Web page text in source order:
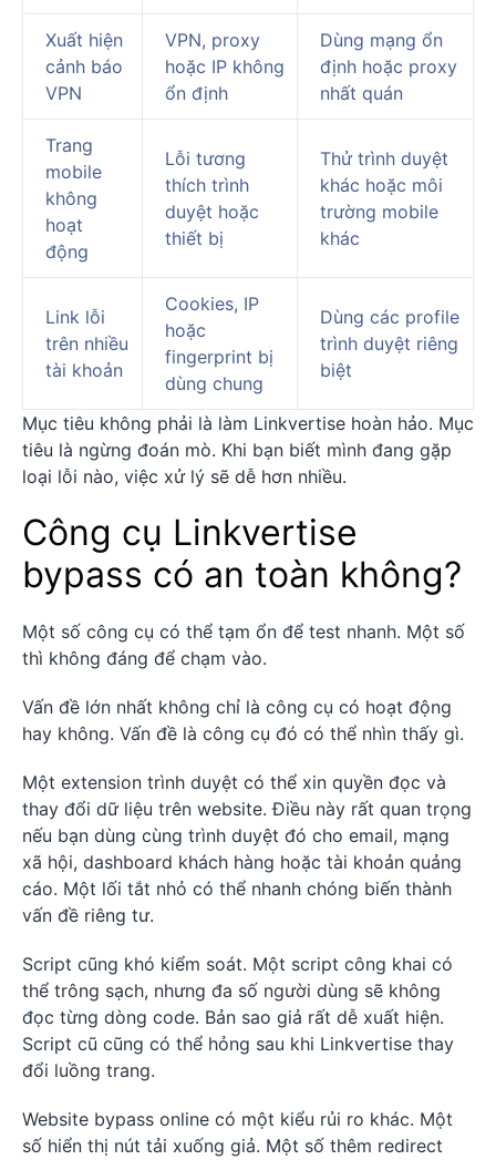
Xuất hiện
cảnh báo
VPN
VPN, proxy
hoặc IP không
ổn định
Dùng mạng ổn
định hoặc proxy
nhất quán
Trang
mobile
không
hoạt
động
Lỗi tương
thích trình
duyệt hoặc
thiết bị
Thử trình duyệt
khác hoặc môi
trường mobile
khác
Link lỗi
trên nhiều
tài khoản
Cookies, IP
hoặc
fingerprint bị
dùng chung
Dùng các profile
trình duyệt riêng
biệt
Mục tiêu không phải là làm Linkvertise hoàn hảo. Mục
tiêu là ngừng đoán mò. Khi bạn biết mình đang gặp
loại lỗi nào, việc xử lý sẽ dễ hơn nhiều.
Công cụ Linkvertise
bypass có an toàn không?
Một số công cụ có thể tạm ổn để test nhanh. Một số
thì không đáng để chạm vào.
Vấn đề lớn nhất không chỉ là công cụ có hoạt động
hay không. Vấn đề là công cụ đó có thể nhìn thấy gì.
Một extension trình duyệt có thể xin quyền đọc và
thay đổi dữ liệu trên website. Điều này rất quan trọng
nếu bạn dùng cùng trình duyệt đó cho email, mạng
xã hội, dashboard khách hàng hoặc tài khoản quảng
cáo. Một lối tắt nhỏ có thể nhanh chóng biến thành
vấn đề riêng tư.
Script cũng khó kiểm soát. Một script công khai có
thể trông sạch, nhưng đa số người dùng sẽ không
đọc từng dòng code. Bản sao giả rất dễ xuất hiện.
Script cũ cũng có thể hỏng sau khi Linkvertise thay
đổi luồng trang.
Website bypass online có một kiểu rủi ro khác. Một
số hiển thị nút tải xuống giả. Một số thêm redirect